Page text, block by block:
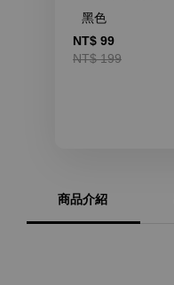
NT$ 99
NT$ 199
商品介紹